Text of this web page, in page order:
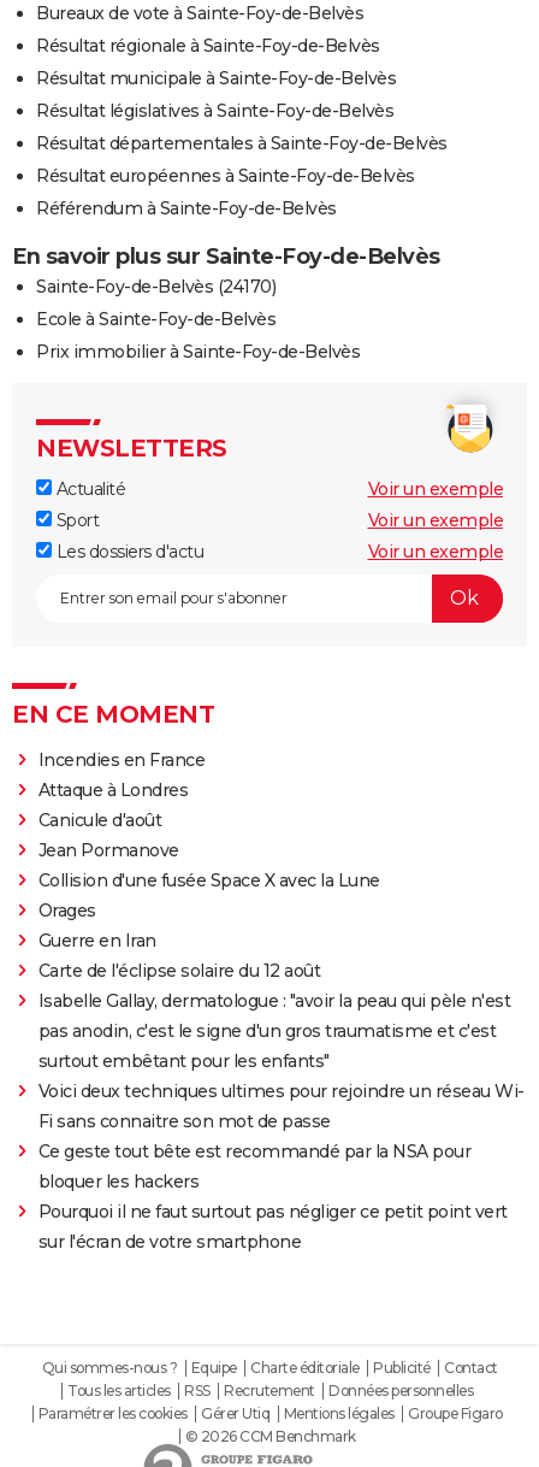
Bureaux de vote à Sainte-Foy-de-Belvès
Résultat régionale à Sainte-Foy-de-Belvès
Résultat municipale à Sainte-Foy-de-Belvès
Résultat législatives à Sainte-Foy-de-Belvès
Résultat départementales à Sainte-Foy-de-Belvès
Résultat européennes à Sainte-Foy-de-Belvès
Référendum à Sainte-Foy-de-Belvès
En savoir plus sur Sainte-Foy-de-Belvès
Sainte-Foy-de-Belvès (24170)
Ecole à Sainte-Foy-de-Belvès
Prix immobilier à Sainte-Foy-de-Belvès
NEWSLETTERS
Actualité
Voir un exemple
Sport
Voir un exemple
Les dossiers d'actu
Voir un exemple
EN CE MOMENT
Incendies en France
Attaque à Londres
Canicule d'août
Jean Pormanove
Collision d'une fusée Space X avec la Lune
Orages
Guerre en Iran
Carte de l'éclipse solaire du 12 août
Isabelle Gallay, dermatologue : "avoir la peau qui pèle n'est
pas anodin, c'est le signe d'un gros traumatisme et c'est
surtout embêtant pour les enfants"
Voici deux techniques ultimes pour rejoindre un réseau Wi-
Fi sans connaitre son mot de passe
Ce geste tout bête est recommandé par la NSA pour
bloquer les hackers
Pourquoi il ne faut surtout pas négliger ce petit point vert
sur l'écran de votre smartphone
Qui sommes-nous ? Equipe Charte éditoriale Publicité
Contact
Tous les articles
RSS Recrutement
Données personnelles
Paramétrer les cookies
Gérer Utiq Mentions légales
Groupe Figaro
© 2026 CCM Benchmark